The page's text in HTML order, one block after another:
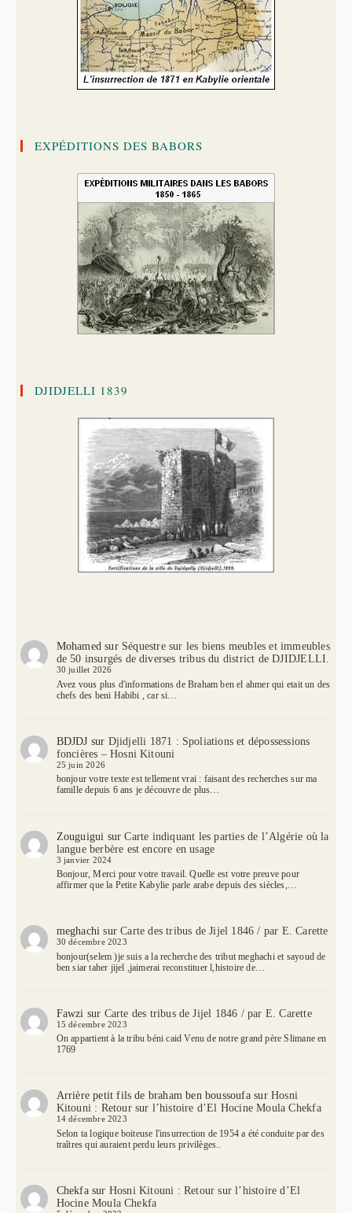
EXPÉDITIONS DES BABORS
DJIDJELLI 1839
Mohamedsur Séquestre sur les biens meubles et immeubles
de 50 insurgés de diverses tribus du district de DJIDJELLI.
30 juillet 2026
Avez vous plus d'informations de Braham ben el ahmer qui etait un des
chefs des beni Habibi , car si…
BDJDJ sur Djidjelli 1871 : Spoliations et dépossessions
foncières – Hosni Kitouni
25 juin 2026
bonjour votre texte est tellement vrai : faisant des recherches sur ma
famille depuis 6 ans je découvre de plus…
Zouguigui surCarte indiquant les parties de l’Algérie où la
langue berbère est encore en usage
3 janvier 2024
Bonjour, Merci pour votre travail. Quelle est votre preuve pour
affirmer que la Petite Kabylie parle arabe depuis des siècles,…
meghachi surCarte des tribus de Jijel 1846 / par E. Carette
30 décembre 2023
bonjour(selem )je suis a la recherche des tribut meghachi et sayoud de
ben siar taher jijel ,jaimerai reconstituer l,histoire de…
Fawzi sur Carte des tribus de Jijel 1846 / par E. Carette
15 décembre 2023
On appartient à la tribu béni caid Venu de notre grand père Slimane en
1769
Arrière petit fils de braham ben boussoufasur Hosni
Kitouni : Retour sur l’histoire d’El Hocine Moula Chekfa
14 décembre 2023
Selon ta logique boiteuse l'insurrection de 1954 a été conduite par des
traîtres qui auraient perdu leurs privilèges..
Chekfasur Hosni Kitouni : Retour sur l’histoire d’El
Hocine Moula Chekfa